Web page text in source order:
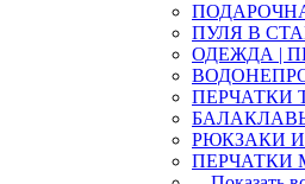
ПУЛЯ В
ОДЕЖДА |
ПЕРЧАТКИ
РЮКЗАКИ
ПЕРЧАТКИ